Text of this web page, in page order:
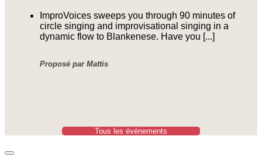
ImproVoices sweeps you through 90 minutes of
circle singing and improvisational singing in a
dynamic flow to Blankenese. Have you [...]
Proposé par Mattis
Tous les événements